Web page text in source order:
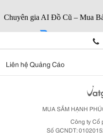
Liên hệ Quảng Cáo
MUA SẮM HẠNH
Công ty Cổ
Số GCNDT: